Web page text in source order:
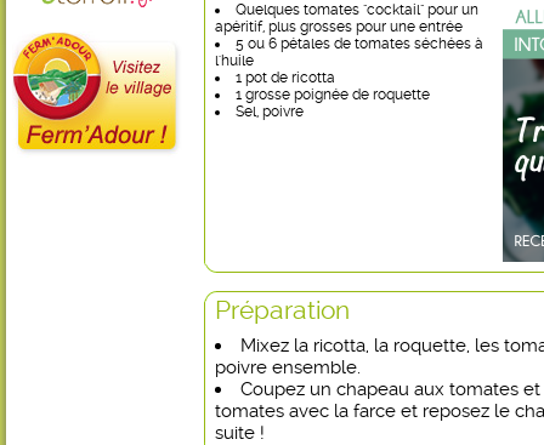
Quelques tomates "cocktail" pour un
apéritif, plus grosses pour une entrée
5 ou 6 pétales de tomates séchées à
l'huile
1 pot de ricotta
1 grosse poignée de roquette
Sel, poivre
Préparation
Mixez la ricotta, la roquette, les
poivre ensemble.
Coupez un chapeau aux tomates
tomates avec la farce et reposez le
suite !